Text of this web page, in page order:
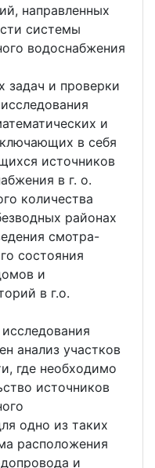
направленных
системы
водоснабжения
задач и проверки
и
в себя
источников
в г. о.
количества
районах
смотра-
состояния
и
в г.о.
анализ участков
где необходимо
источников
одно из таких
расположения
и